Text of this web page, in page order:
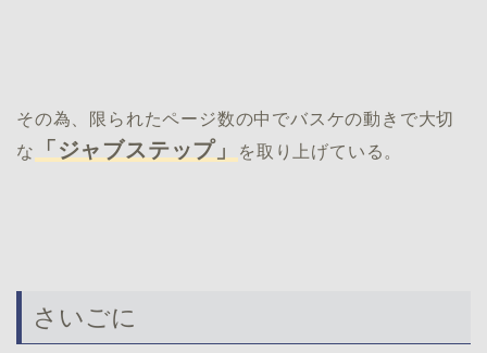
その為、限られたページ数の中でバスケの動きで大切
な
「ジャブステップ」 を取り上げている。
さいごに